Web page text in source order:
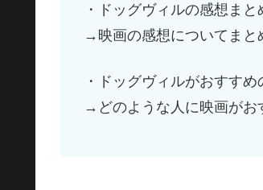
・ドッグヴィルの感想まと
→映画の感想についてまと
・ドッグヴィルがおすすめ
→どのような人に映画がお